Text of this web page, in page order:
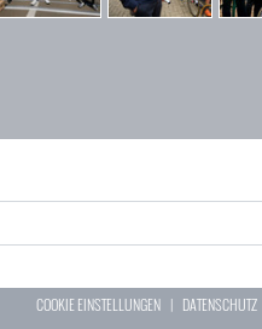
COOKIE EINSTELLUNGEN | DATENSCHUTZ